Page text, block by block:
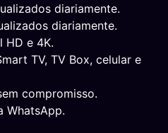
diariamente.
diariamente.
HD e 4K.
TV, TV Box, celular e
compromisso.
WhatsApp.